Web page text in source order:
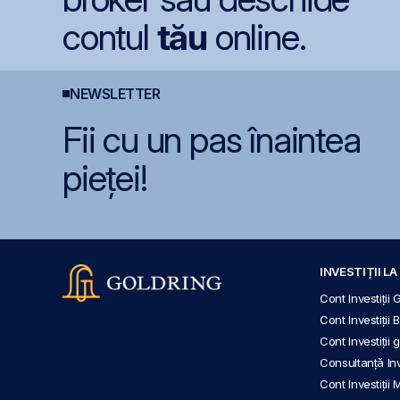
contul tău online.
NEWSLETTER
Fii cu un pas înaintea
pieței!
INVESTIȚII LA
Cont Investiții
Cont Investiții
Cont Investiții
Consultanță
Cont Investiții